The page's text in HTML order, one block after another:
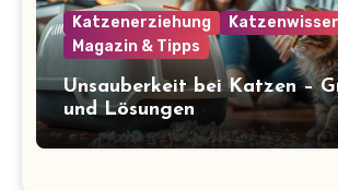
Katzenerziehung
Magazin & Tipps
Unsauberkeit bei Katzen –
und Lösungen